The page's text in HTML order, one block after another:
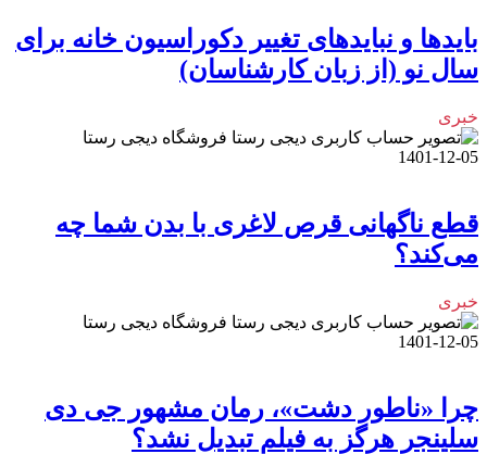
بایدها و نبایدهای تغییر دکوراسیون خانه برای
سال نو (از زبان کارشناسان)
خبری
فروشگاه دیجی رستا
1401-12-05
قطع ناگهانی قرص لاغری با بدن شما چه
می‌کند؟
خبری
فروشگاه دیجی رستا
1401-12-05
چرا «ناطور دشت»، رمان مشهور جی دی
سلینجر هرگز به فیلم تبدیل نشد؟